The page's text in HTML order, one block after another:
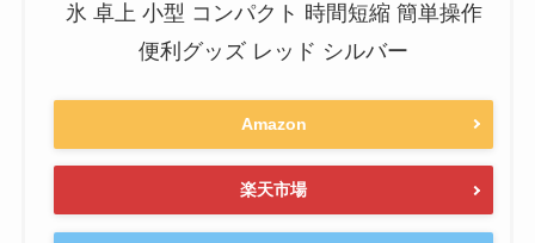
氷 卓上 小型 コンパクト 時間短縮 簡単操作
便利グッズ レッド シルバー
Amazon
楽天市場